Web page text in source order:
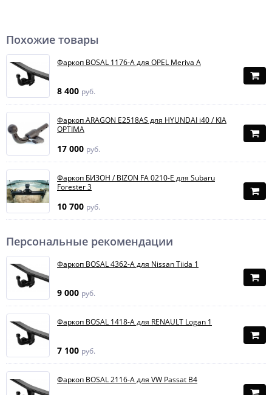
Похожие товары
Фаркоп BOSAL 1176-A для OPEL Meriva A
8 400 руб.
Фаркоп ARAGON E2518AS для HYUNDAI i40 / KIA
OPTIMA
17 000 руб.
Фаркоп БИЗОН / BIZON FA 0210-E для Subaru
Forester 3
10 700 руб.
Персональные рекомендации
Фаркоп BOSAL 4362-A для Nissan Tiida 1
9 000 руб.
Фаркоп BOSAL 1418-A для RENAULT Logan 1
7 100 руб.
Фаркоп BOSAL 2116-A для VW Passat B4